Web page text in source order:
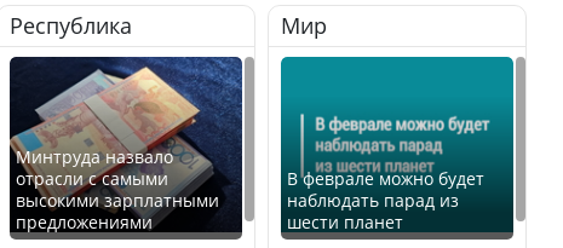
Республика
Минтруда назвало
отрасли с самыми
высокими зарплатными
предложениями
Мир
В феврале можно будет
наблюдать парад из
шести планет